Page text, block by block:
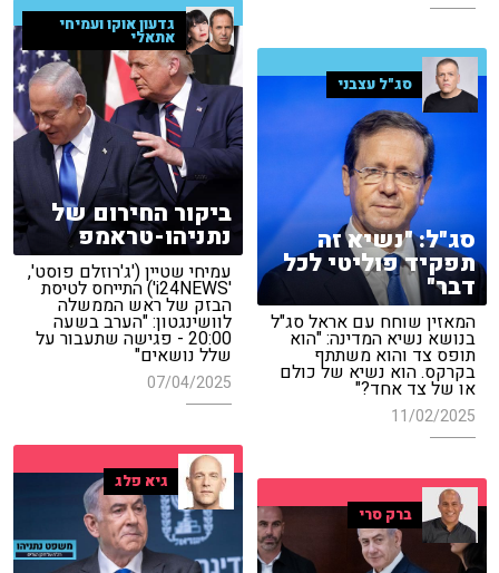
גדעון אוקו ועמיחי
אתאלי
ביקור החירום של
נתניהו-טראמפ
עמיחי שטיין ('ג'רוזלם פוסט',
'i24NEWS') התייחס לטיסת
הבזק של ראש הממשלה
לוושינגטון: "הערב בשעה
20:00 - פגישה שתעבור על
שלל נושאים"
07/04/2025
סג"ל עצבני
סג"ל: "נשיא זה
תפקיד פוליטי לכל
דבר"
המאזין שוחח עם אראל סג"ל
בנושא נשיא המדינה: "הוא
תופס צד והוא משתתף
בקרקס. הוא נשיא של כולם
או של צד אחד?"
11/02/2025
גיא פלג
ברק סרי